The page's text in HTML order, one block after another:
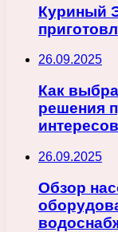
Куриный
26.09.2025
Как
решения
интересов
26.09.2025
Обзор